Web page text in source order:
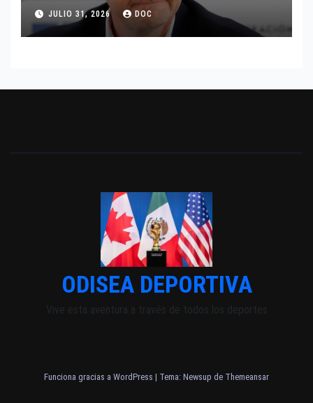
JULIO 31, 2026 DOC
ODISEA DEPORTIVA
Vive esta aventura a través de todos los deportes
Funciona gracias a WordPress | Tema: Newsup de Themeansar